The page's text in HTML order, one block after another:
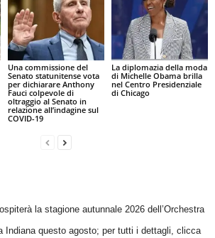
Una commissione del
Senato statunitense vota
per dichiarare Anthony
Fauci colpevole di
oltraggio al Senato in
relazione all’indagine sul
COVID-19
La diplomazia della moda
di Michelle Obama brilla
nel Centro Presidenziale
di Chicago
la stagione autunnale 2026 dell’Orchestra
Indiana questo agosto; per tutti i dettagli, clicca